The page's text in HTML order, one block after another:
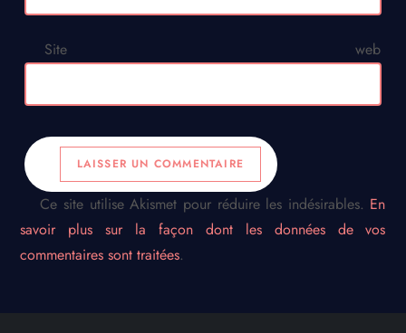
Site web
Ce site utilise Akismet pour réduire les indésirables. En
savoir plus sur la façon dont les données de vos
commentaires sont traitées.